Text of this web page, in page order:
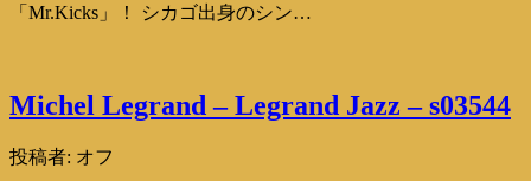
「Mr.Kicks」！ シカゴ出身のシン…
Michel Legrand – Legrand Jazz – s03544
投稿者: オフ